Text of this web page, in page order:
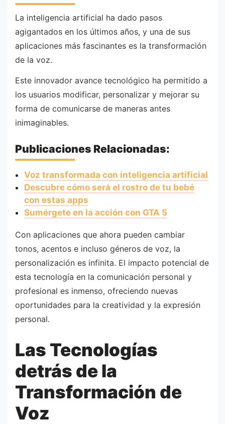
La inteligencia artificial ha dado pasos
agigantados en los últimos años, y una de sus
aplicaciones más fascinantes es la transformación
de la voz.
Este innovador avance tecnológico ha permitido a
los usuarios modificar, personalizar y mejorar su
forma de comunicarse de maneras antes
inimaginables.
Publicaciones Relacionadas:
Voz transformada con inteligencia artificial
Descubre cómo será el rostro de tu bebé
con estas apps
Sumérgete en la acción con GTA 5
Con aplicaciones que ahora pueden cambiar
tonos, acentos e incluso géneros de voz, la
personalización es infinita. El impacto potencial de
esta tecnología en la comunicación personal y
profesional es inmenso, ofreciendo nuevas
oportunidades para la creatividad y la expresión
personal.
Las Tecnologías
detrás de la
Transformación de
Voz